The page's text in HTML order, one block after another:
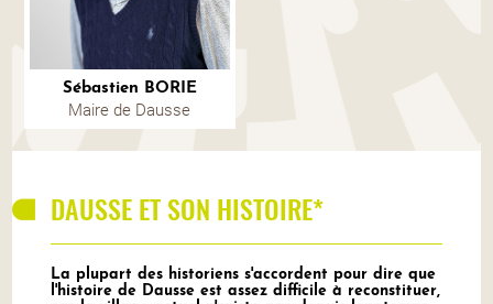
Sébastien BORIE
Maire de Dausse
DAUSSE ET SON HISTOIRE*
La plupart des historiens s'accordent pour dire que
l'histoire de Dausse est assez difficile à reconstituer,